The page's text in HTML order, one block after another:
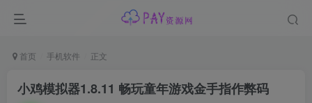
首页 手机软件 正文
小鸡模拟器1.8.11 畅玩童年游戏金手指作弊码